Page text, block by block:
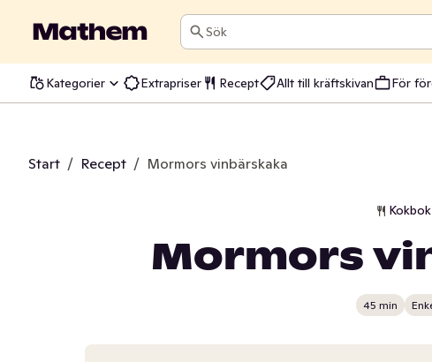
Sök
Kategorier Extrapriser Recept Allt till kräftskivan För
Start / Recept / Mormors vinbärskaka
Kokbok
Mormors
45 min